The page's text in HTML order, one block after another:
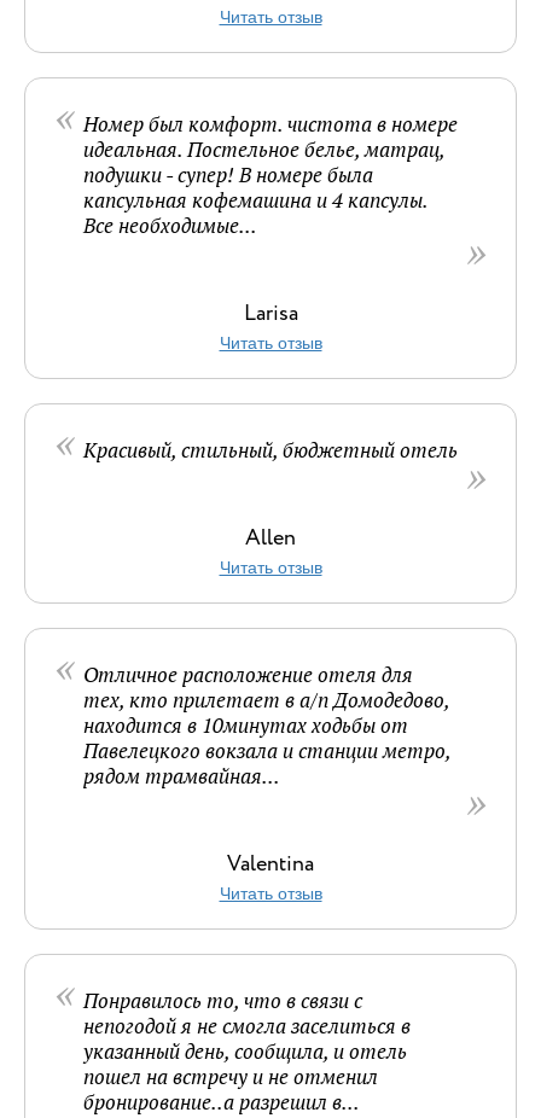
Читать отзыв
Номер был комфорт. чистота в номере
идеальная. Постельное белье, матрац,
подушки - супер! В номере была
капсульная кофемашина и 4 капсулы.
Все необходимые...
Larisa
Читать отзыв
Красивый, стильный, бюджетный отель
Allen
Читать отзыв
Отличное расположение отеля для
тех, кто прилетает в а/п Домодедово,
находится в 10минутах ходьбы от
Павелецкого вокзала и станции метро,
рядом трамвайная...
Valentina
Читать отзыв
Понравилось то, что в связи с
непогодой я не смогла заселиться в
указанный день, сообщила, и отель
пошел на встречу и не отменил
бронирование..а разрешил в...